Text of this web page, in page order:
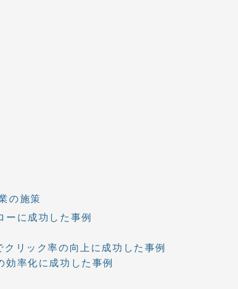
の施策
に成功した事例
リック率の向上に成功した事例
率化に成功した事例